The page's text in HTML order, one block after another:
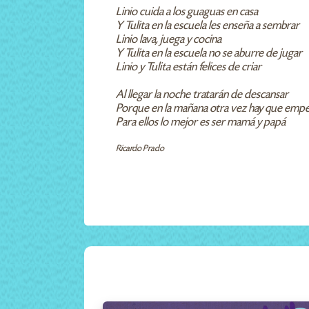
Linio cuida a los guaguas en casa
Y Tulita en la escuela les enseña a sembrar
Linio lava, juega y cocina
Y Tulita en la escuela no se aburre de jugar
Linio y Tulita están felices de criar
Al llegar la noche tratarán de descansar
Porque en la mañana otra vez hay que
Para ellos lo mejor es ser mamá y papá
Ricardo Prado